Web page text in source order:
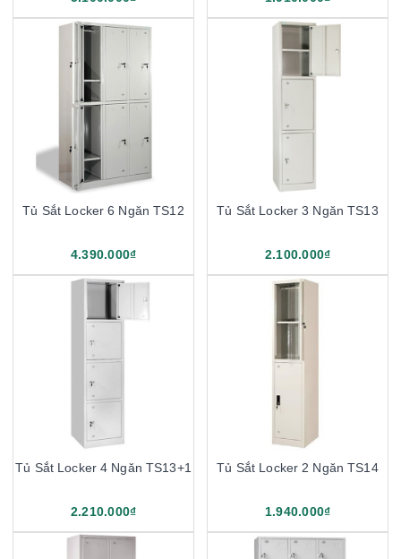
Tủ Sắt Locker 6 Ngăn TS12
4.390.000₫
Tủ Sắt Locker 3 Ngăn TS13
2.100.000₫
Tủ Sắt Locker 4 Ngăn TS13+1
2.210.000₫
Tủ Sắt Locker 2 Ngăn TS14
1.940.000₫